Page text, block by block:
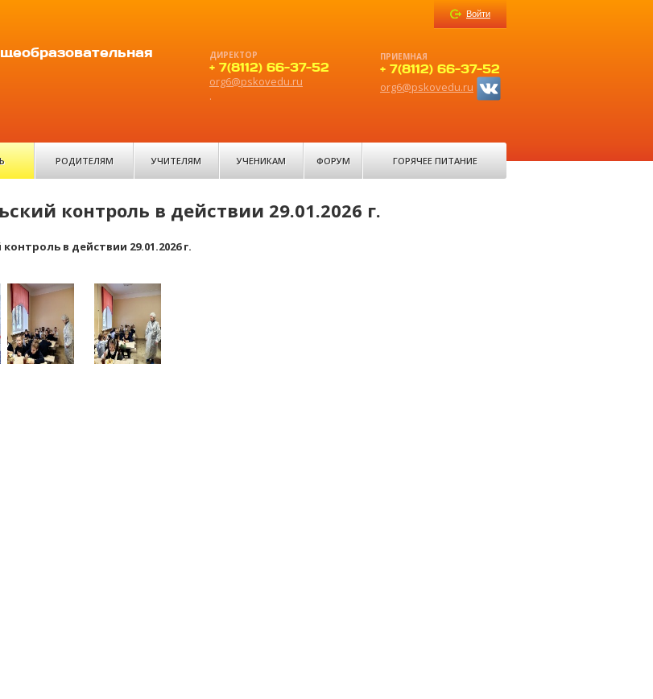
ДИРЕКТОР
+ 7(8112) 66-37-52
org6@pskovedu.ru
.
ПРИЕМНАЯ
+ 7(8112) 66-37-52
org6@pskovedu.ru
Войти
РОДИТЕЛЯМ УЧИТЕЛЯМ УЧЕНИКАМ ФОРУМ ГОРЯЧЕЕ ПИТАНИЕ
контроль в действии 29.01.2026 г.
в действии 29.01.2026 г.